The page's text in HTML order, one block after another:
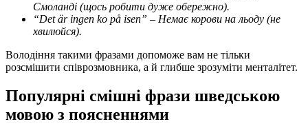
Смоланді (щось робити дуже обережно).
“Det är ingen ko på isen” – Немає корови на льоду (не
хвилюйся).
Володіння такими фразами допоможе вам не тільки
розсмішити співрозмовника, а й глибше зрозуміти менталітет.
Популярні смішні фрази шведською
мовою з поясненнями